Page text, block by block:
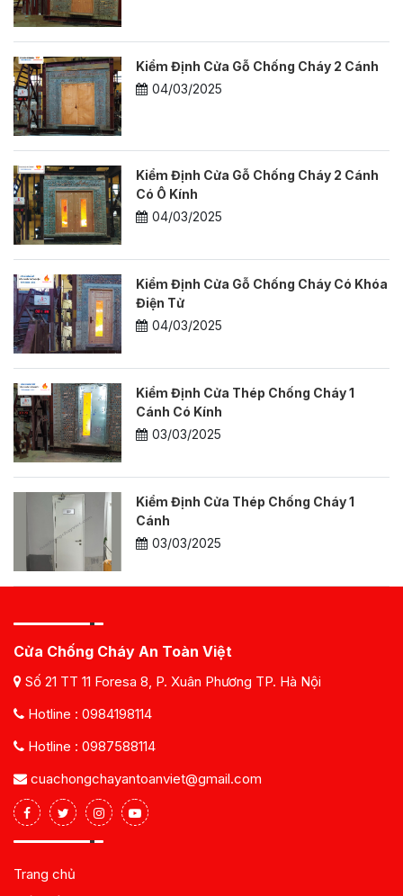
Kiểm Định Cửa Gỗ Chống Cháy 2 Cánh
04/03/2025
Kiểm Định Cửa Gỗ Chống Cháy 2 Cánh
Có Ô Kính
04/03/2025
Kiểm Định Cửa Gỗ Chống Cháy Có Khóa
Điện Tử
04/03/2025
Kiểm Định Cửa Thép Chống Cháy 1
Cánh Có Kính
03/03/2025
Kiểm Định Cửa Thép Chống Cháy 1
Cánh
03/03/2025
Cửa Chống Cháy An Toàn Việt
Số 21 TT 11 Foresa 8, P. Xuân Phương TP. Hà Nội
Hotline : 0984198114
Hotline : 0987588114
cuachongchayantoanviet@gmail.com
Trang chủ